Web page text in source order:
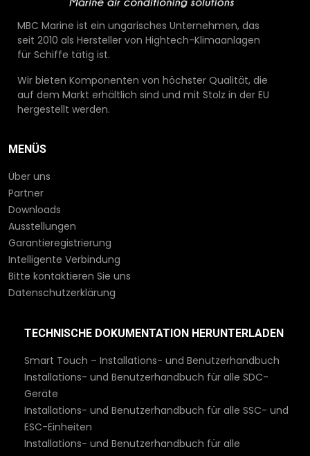
MBC Marine ist ein ungarisches Unternehmen, das
seit 2010 als Hersteller von Hightech-Klimaanlagen
für Schiffe tätig ist.
Wir bieten Komponenten von höchster Qualität, die
auf dem Markt erhältlich sind und mit Stolz in der EU
hergestellt werden.
MENÜS
Über uns
Partner
Downloads
Ausstellungen
Garantieregistrierung
Intelligente Verbindung
Bitte kontaktieren Sie uns
Datenschutzerklärung
TECHNISCHE DOKUMENTATION HERUNTERLADEN
Smart Touch – Installations- und Benutzerhandbuch
Installations- und Benutzerhandbuch für alle SDC-
Geräte
Installations- und Benutzerhandbuch für alle SSC- und
ESC-Einheiten
Installations- und Benutzerhandbuch für alle